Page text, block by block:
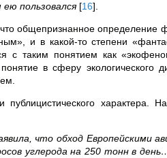
пользовался [16]
общепризнанное определение
и в какой-то степени
с таким понятием как
в сферу экологического
характера.
что обход Европейскими
углерода на 250 тонн в